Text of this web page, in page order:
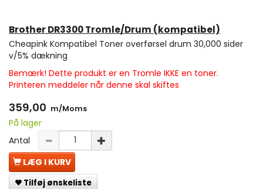
Brother DR3300 Tromle/Drum (kompatibel)
Cheapink Kompatibel Toner overførsel drum 30,000 sider
v/5% dækning
Bemærk! Dette produkt er en Tromle IKKE en toner.
Printeren meddeler når denne skal skiftes
359,00 m/Moms
På lager
Antal
LÆG I KURV
Tilføj ønskeliste